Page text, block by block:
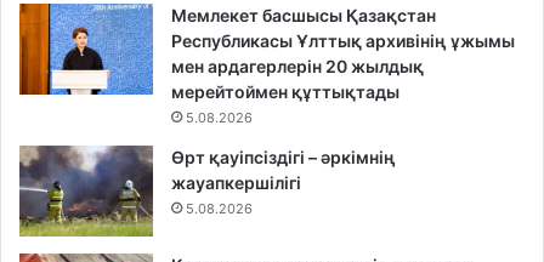
Мемлекет басшысы Қазақстан
Республикасы Ұлттық архивінің ұжымы
мен ардагерлерін 20 жылдық
мерейтоймен құттықтады
5.08.2026
Өрт қауіпсіздігі – әркімнің
жауапкершілігі
5.08.2026